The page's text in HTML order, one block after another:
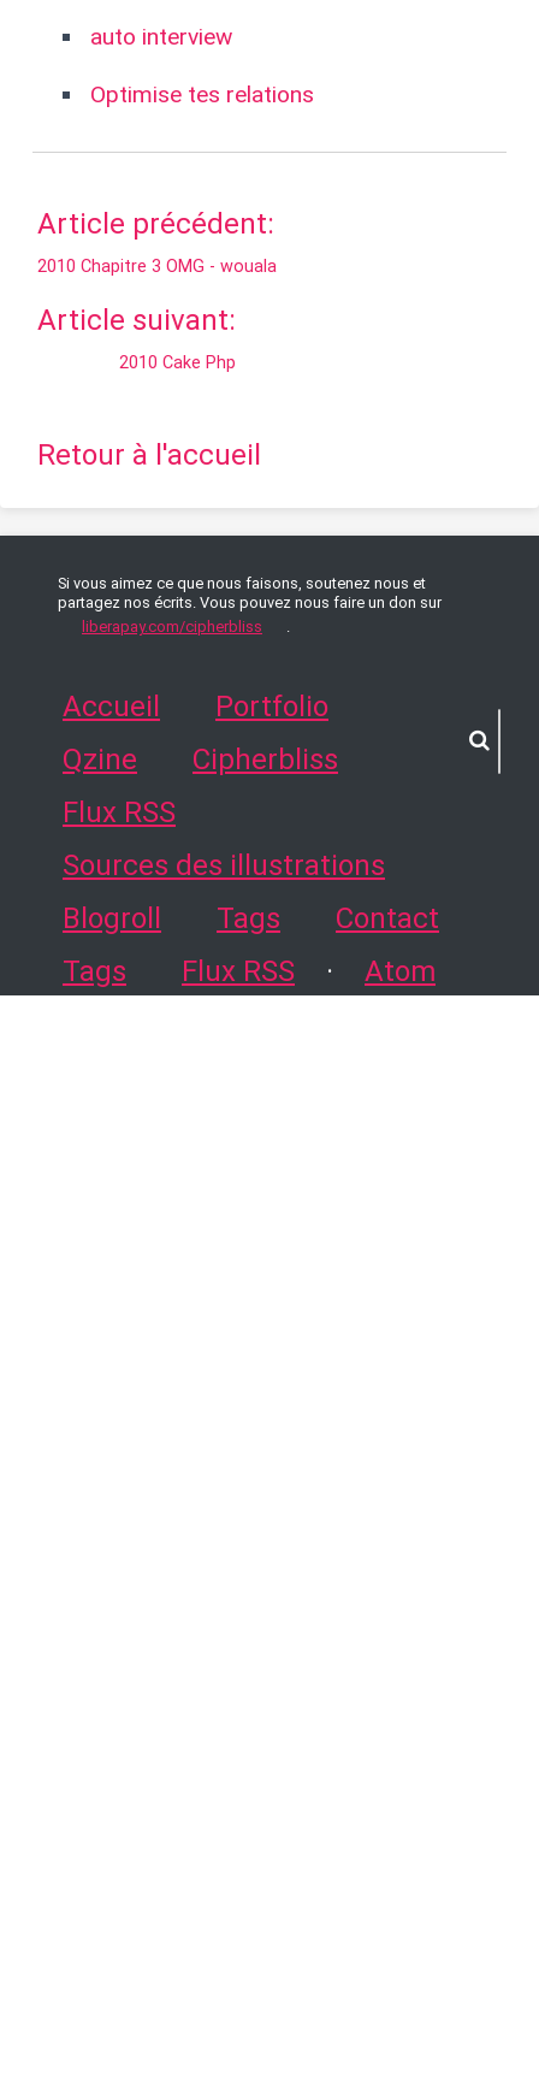
auto interview
Optimise tes relations
Article précédent:
2010 Chapitre 3 OMG - wouala
Article suivant:
2010 Cake Php
Retour à l'accueil
Si vous aimez ce que nous faisons, soutenez nous et
partagez nos écrits. Vous pouvez nous faire un don sur
liberapay.com/cipherbliss
Accueil
Portfolio
Qzine
Cipherbliss
Flux RSS
Sources des illustrations
Blogroll
Tags
Contact
Tags
Flux RSS ·
Atom